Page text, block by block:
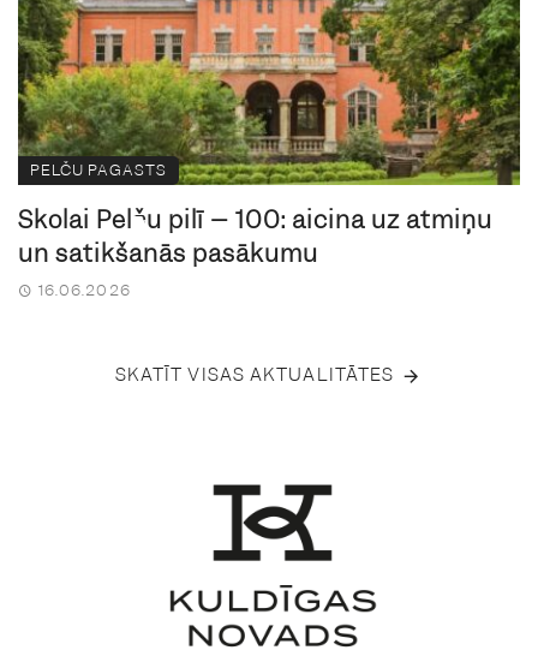
PELČU PAGASTS
Skolai Pelču pilī – 100: aicina uz atmiņu
un satikšanās pasākumu
16.06.2026
SKATĪT VISAS AKTUALITĀTES